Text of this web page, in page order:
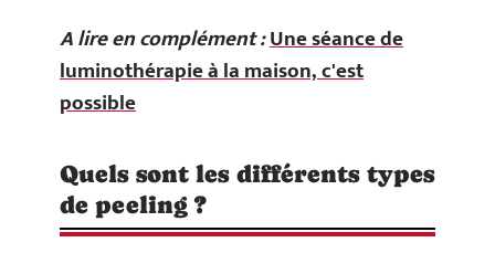
A lire en complément :Une séance de
luminothérapie à la maison, c'est
possible
Quels sont les différents types
de peeling ?